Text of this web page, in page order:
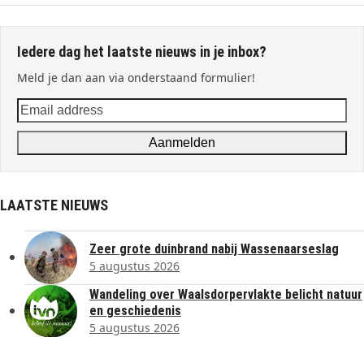
Iedere dag het laatste nieuws in je inbox?
Meld je dan aan via onderstaand formulier!
Email
address
Aanmelden
LAATSTE NIEUWS
Zeer grote duinbrand nabij Wassenaarseslag
5 augustus 2026
Wandeling over Waalsdorpervlakte belicht natuur
en geschiedenis
5 augustus 2026